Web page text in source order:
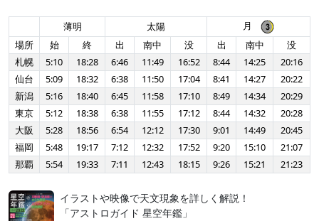
薄明 太陽
月
場所
始 終 出 南中 没 出 南中
没
札幌
5:10 18:28 6:46 11:49 16:52 8:44 14:25
20:16
仙台
5:09 18:32 6:38 11:50 17:04 8:41 14:27
20:22
新潟
5:16 18:40 6:45 11:58 17:10 8:49 14:34
20:29
東京
5:12 18:38 6:38 11:55 17:12 8:44 14:32
20:28
大阪
5:28 18:56 6:54 12:12 17:30 9:01 14:49
20:45
福岡
5:48 19:17 7:12 12:32 17:52 9:20 15:10
21:07
那覇
5:54 19:33 7:11 12:43 18:15 9:26 15:21 21:23
イラストや映像で天文現象を詳しく解説！
「アストロガイド 星空年鑑」